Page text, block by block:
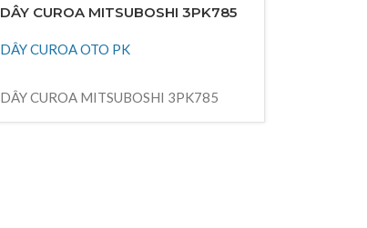
DÂY CUROA MITSUBOSHI 3PK785
DÂY CUROA OTO PK
DÂY CUROA MITSUBOSHI 3PK785